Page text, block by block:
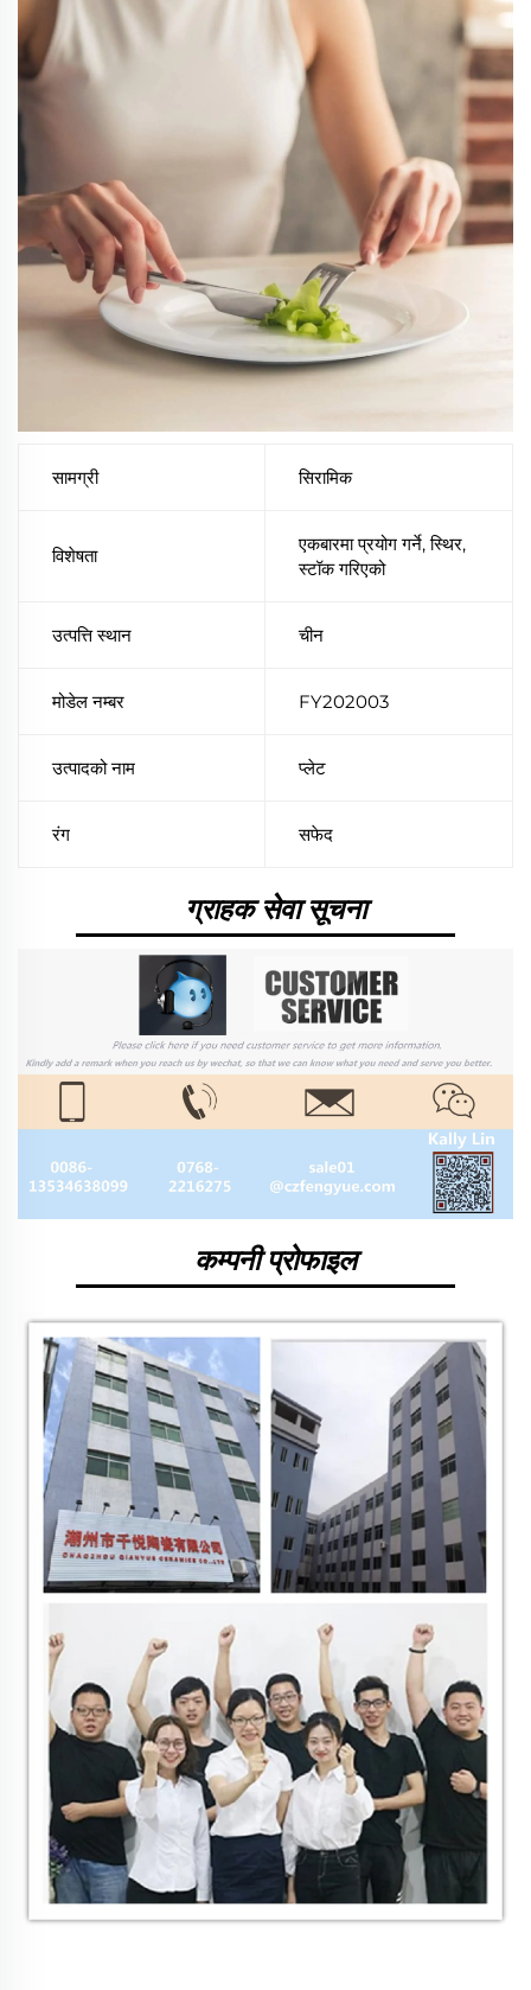
सामग्री सिरामिक
विशेषता
एकबारमा प्रयोग गर्ने, स्थिर,
स्टॉक गरिएको
उत्पत्ति स्थान चीन
मोडेल नम्बर FY202003
उत्पादको नाम प्लेट
रंग सफेद
ग्राहक सेवा सूचना
कम्पनी प्रोफाइल